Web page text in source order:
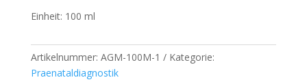
Einheit: 100 ml
Artikelnummer: AGM-100M-1
Kategorie:
Praenataldiagnostik